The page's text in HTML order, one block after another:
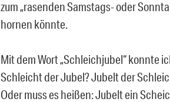
zum „rasenden Samstags- oder
hornen könnte.
Mit dem Wort „Schleichjubel“ konnte
Schleicht der Jubel? Jubelt der
Oder muss es heißen: Jubelt ein